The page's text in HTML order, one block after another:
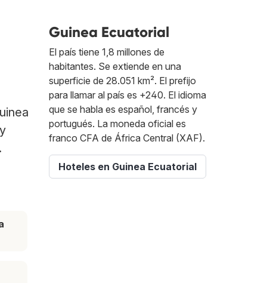
Guinea Ecuatorial
El país tiene 1,8 millones de
habitantes. Se extiende en una
superficie de 28.051 km². El prefijo
para llamar al país es +240. El idioma
que se habla es español, francés y
portugués. La moneda oficial es
franco CFA de África Central (XAF).
Hoteles en Guinea Ecuatorial